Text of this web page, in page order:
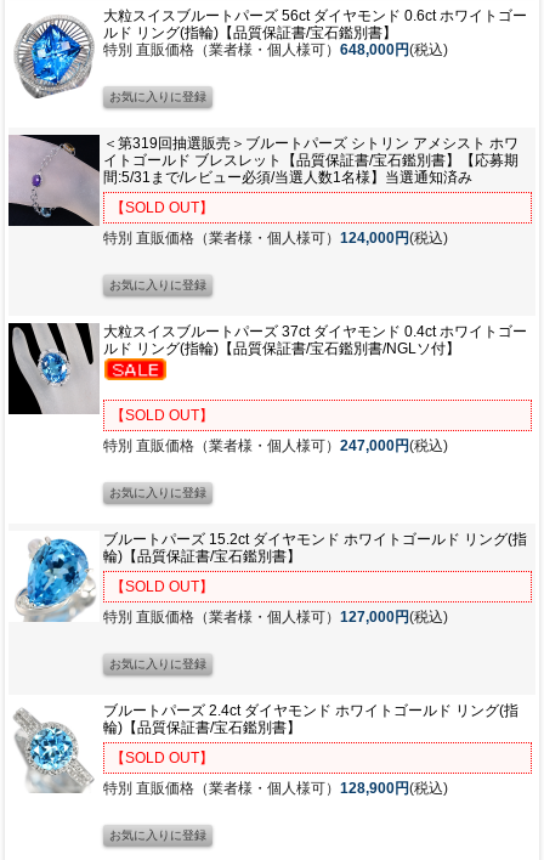
大粒スイスブルートパーズ 56ct ダイヤモンド 0.6ct ホワイトゴー
ルド リング(指輪)【品質保証書/宝石鑑別書】
特別 直販価格（業者様・個人様可） 648,000円(税込)
＜第319回抽選販売＞ブルートパーズ シトリン アメシスト ホワ
イトゴールド ブレスレット【品質保証書/宝石鑑別書】【応募期
間:5/31まで/レビュー必須/当選人数1名様】当選通知済み
【SOLD OUT】
特別 直販価格（業者様・個人様可） 124,000円(税込)
大粒スイスブルートパーズ 37ct ダイヤモンド 0.4ct ホワイトゴー
ルド リング(指輪)【品質保証書/宝石鑑別書/NGLソ付】
【SOLD OUT】
特別 直販価格（業者様・個人様可） 247,000円(税込)
ブルートパーズ 15.2ct ダイヤモンド ホワイトゴールド リング(指
輪)【品質保証書/宝石鑑別書】
【SOLD OUT】
特別 直販価格（業者様・個人様可） 127,000円(税込)
ブルートパーズ 2.4ct ダイヤモンド ホワイトゴールド リング(指
輪)【品質保証書/宝石鑑別書】
【SOLD OUT】
特別 直販価格（業者様・個人様可） 128,900円(税込)